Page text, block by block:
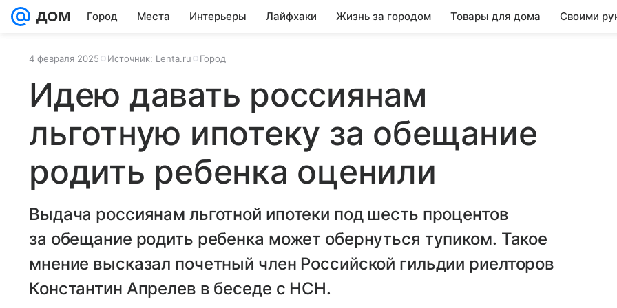
Город Места Интерьеры Лайфхаки Жизнь за городом Товары для дома Своими
4 февраля 2025 Источник: Lenta.ru Город
Идею давать россиянам
льготную ипотеку за обещание
родить ребенка оценили
Выдача россиянам льготной ипотеки под шесть процентов
за обещание родить ребенка может обернуться тупиком. Такое
мнение высказал почетный член Российской гильдии риелторов
Константин Апрелев в беседе с НСН.